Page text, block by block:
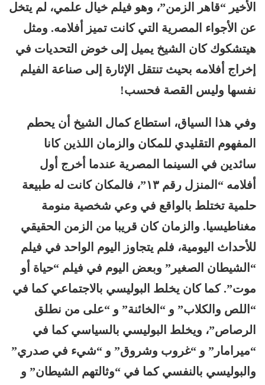
الأخير “قاهر الزمن”، وهو فيلم خيال علمي، لم يتخل
عن الأجواء المصرية التي كانت تميز أفلامه. ومثل
هيتشكوك كان الشيخ يميل إلى خوض التحديات في
إخراج أفلامه بحيث تنتقل الإثارة إلى صناعة الفيلم
نفسها وليس القصة فحسب!
وفي هذا السياق، استطاع كمال الشيخ أن يحطم
المفهوم التقليدي للمكان والزمان اللذين كانا
سائدين في السينما المصرية عندما أخرج أول
أفلامه “المنزل رقم ١٣”، فالمكان كانت له طبيعة
حلمية تختلط بالواقع في وعي شخصية منومة
مغناطيسيا. والزمان كان قريبا من الزمن الحقيقي
للأحداث اليومية، فلم يتجاوز اليوم الواحد في فيلم
“الشيطان الصغير” وبعض اليوم في فيلم “حياة أو
موت”. كما كان يخلط البوليسي بالاجتماعي كما في
“اللص والكلاب” و “الخائنة” و “على من نطلق
الرصاص”، ويخلط البوليسي بالسياسي كما في
“ميرامار” و “غروب وشروق” و “شيء في صدري”
والبوليسي بالنفسي كما في “وثالتهم الشيطان” و